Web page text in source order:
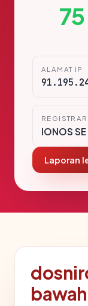
75
ALAMAT IP
REGISTRAR
IONOS SE
Laporan